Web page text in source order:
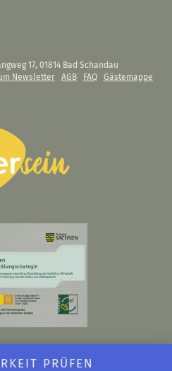
17, 01814 Bad Schandau
Newsletter AGB FAQ Gästemappe
PRÜFEN